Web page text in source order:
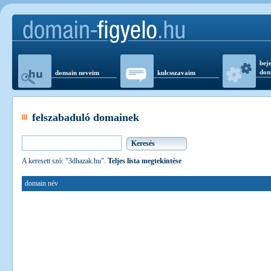
domain neveim kulcsszavaim
felszabaduló domainek
A keresett szó: "3dhazak.hu". Teljes lista megtekintése
domain név